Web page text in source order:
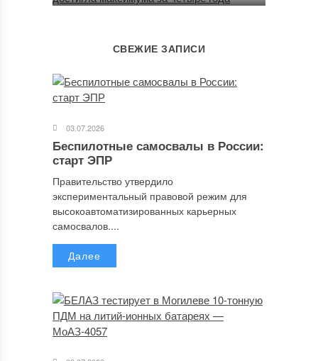
СВЕЖИЕ ЗАПИСИ
03.07.2026
Беспилотные самосвалы в России:
старт ЭПР
Правительство утвердило
экспериментальный правовой режим для
высокоавтоматизированных карьерных
самосвалов....
Далее